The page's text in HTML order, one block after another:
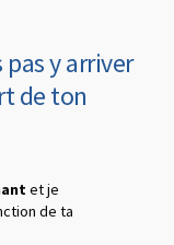
y arriver
de ton
et je
de ta